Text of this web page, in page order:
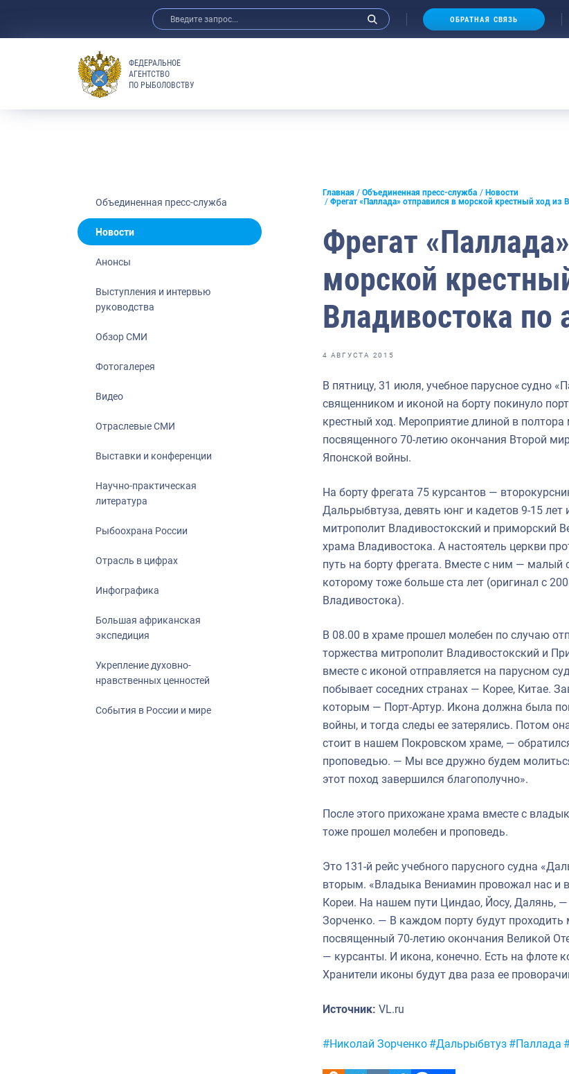
Анонсы
Отраслевые СМИ
Выставки и конференции
Рыбоохрана России
Большая африканская экспедиция
ОБРАТНАЯ СВЯЗЬ
ФЕДЕРАЛЬНОЕ
АГЕНТСТВО
ПО РЫБОЛОВСТВУ
Объединенная пресс-служба
Новости
Анонсы
Выступления и интервью
руководства
Обзор СМИ
Фотогалерея
Видео
Отраслевые СМИ
Выставки и конференции
Научно-практическая
литература
Рыбоохрана России
Отрасль в цифрах
Инфографика
Большая африканская
экспедиция
Укрепление духовно-
нравственных ценностей
События в России и мире
Главная Объединенная пресс-служба
Новости
Фрегат «Паллада» отправился в морской крестный ход из
Фрегат
морской
Владивостока по
4 АВГУСТА 2015
В пятницу, 31 июля, учебное парусное судно
священником и иконой на борту покинуло
крестный ход. Мероприятие длиной в
посвященного 70-летию окончания Второй
Японской войны.
На борту фрегата 75 курсантов —
Дальрыбвтуза, девять юнг и кадетов 9-15
митрополит Владивостокский и приморский
храма Владивостока. А настоятель церкви
путь на борту фрегата. Вместе с ним —
которому тоже больше ста лет (оригинал с
Владивостока).
В 08.00 в храме прошел молебен по случаю
торжества митрополит Владивостокский и
вместе с иконой отправляется на парусном
побывает соседних странах — Корее, Китае.
которым — Порт-Артур. Икона должна была
войны, и тогда следы ее затерялись. Потом
стоит в нашем Покровском храме, —
проповедью. — Мы все дружно будем
этот поход завершился благополучно».
После этого прихожане храма вместе с
тоже прошел молебен и проповедь.
Это 131-й рейс учебного парусного судна
вторым. «Владыка Вениамин провожал нас и
Кореи. На нашем пути Циндао, Йосу, Далянь,
Зорченко. — В каждом порту будут
посвященный 70-летию окончания Великой
— курсанты. И икона, конечно. Есть на флоте
Хранители иконы будут два раза ее
Источник: VL.ru
Метки:
#Николай Зорченко #Дальрыбвтуз #Паллада